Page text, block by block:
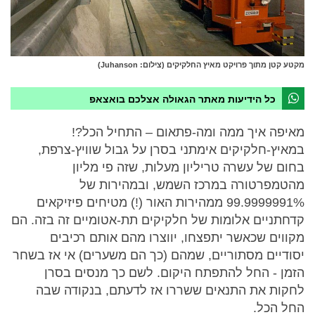
מקטע קטן מתוך פרויקט מאיץ החלקיקים (צילום: Juhanson)
כל הידיעות מאתר הגאולה אצלכם בואצאפ
מאיפה איך ממה ומה-פתאום – התחיל הכל?!
במאיץ-חלקיקים אימתני בסרן על גבול שוויץ-צרפת,
בחום של עשרה טריליון מעלות, שזה פי מליון
מהטמפרטורה במרכז השמש, ובמהירות של
99.9999991% ממהירות האור (!) מטיחים פיזיקאים
קדחתניים אלומות של חלקיקים תת-אטומיים זה בזה. הם
מקווים שכאשר יתפצחו, יווצרו מהם אותם רכיבים
יסודיים מסתוריים, שמהם (כך הם משערים) אי אז בשחר
הזמן - החל להתפתח היקום. לשם כך מנסים בסרן
לחקות את התנאים ששררו אז לדעתם, בנקודה שבה
החל הכל.